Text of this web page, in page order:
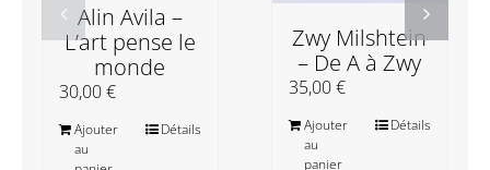
Alin Avila –
L’art pense le
monde
30,00€
Ajouter
au
Détails
Zwy Milshtein
– De A à Zwy
35,00€
Ajouter
au
panier
Détails